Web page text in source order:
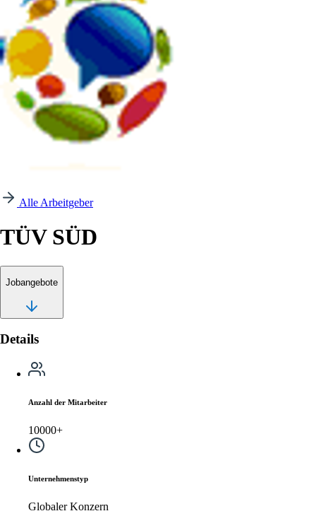
Alle Arbeitgeber
TÜV SÜD
Jobangebote
Details
Anzahl der Mitarbeiter
10000+
Unternehmenstyp
Globaler Konzern